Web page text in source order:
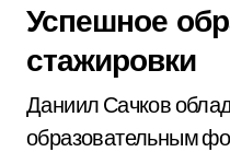
Успешное
стажировки
Даниил Сачков
образовательным